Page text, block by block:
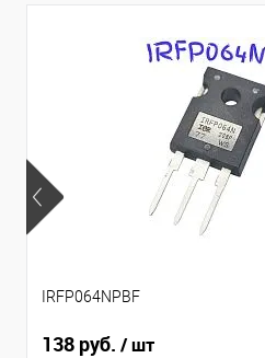
IRFP064NPBF
138 руб. / шт